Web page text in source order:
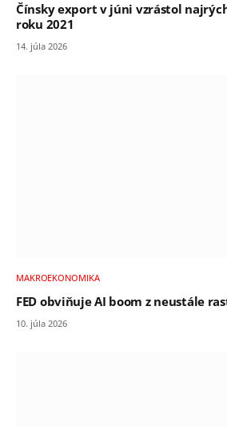
Čínsky export v júni vzrástol
roku 2021
14. júla 2026
MAKROEKONOMIKA
FED obviňuje AI boom z neustále
10. júla 2026